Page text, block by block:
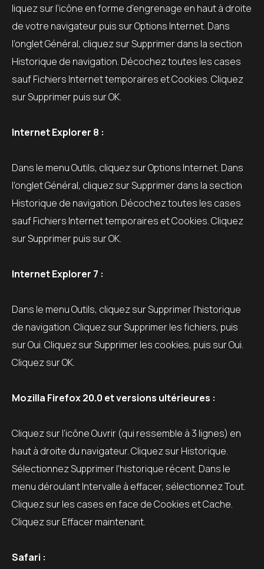
liquez sur l’icône en forme d’engrenage en haut à droite
de votre navigateur puis sur Options Internet. Dans
l’onglet Général, cliquez sur Supprimer dans la section
Historique de navigation. Décochez toutes les cases
sauf Fichiers Internet temporaires et Cookies. Cliquez
sur Supprimer puis sur OK.
Internet Explorer 8 :
Dans le menu Outils, cliquez sur Options Internet. Dans
l’onglet Général, cliquez sur Supprimer dans la section
Historique de navigation. Décochez toutes les cases
sauf Fichiers Internet temporaires et Cookies. Cliquez
sur Supprimer puis sur OK.
Internet Explorer 7 :
Dans le menu Outils, cliquez sur Supprimer l’historique
de navigation. Cliquez sur Supprimer les fichiers, puis
sur Oui. Cliquez sur Supprimer les cookies, puis sur Oui.
Cliquez sur OK.
Mozilla Firefox 20.0 et versions ultérieures :
Cliquez sur l’icône Ouvrir (qui ressemble à 3 lignes) en
haut à droite du navigateur. Cliquez sur Historique.
Sélectionnez Supprimer l’historique récent. Dans le
menu déroulant Intervalle à effacer, sélectionnez Tout.
Cliquez sur les cases en face de Cookies et Cache.
Cliquez sur Effacer maintenant.
Safari :